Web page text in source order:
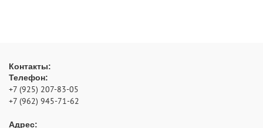
Контакты:
Телефон:
+7 (925) 207-83-05
+7 (962) 945-71-62
Адрес: